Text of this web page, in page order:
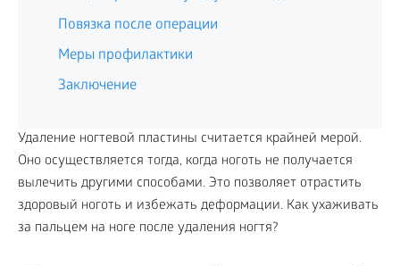
Повязка после операции
Меры профилактики
Заключение
Удаление ногтевой пластины считается крайней мерой.
Оно осуществляется тогда, когда ноготь не получается
вылечить другими способами. Это позволяет отрастить
здоровый ноготь и избежать деформации. Как ухаживать
за пальцем на ноге после удаления ногтя?